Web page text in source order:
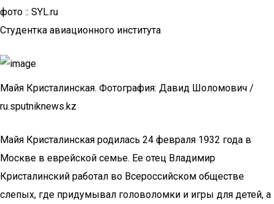
фото :: SYL.ru
Студентка авиационного института
Майя Кристалинская. Фотография: Давид Шоломович /
ru.sputniknews.kz
Майя Кристалинская родилась 24 февраля 1932 года в
Москве в еврейской семье. Ее отец Владимир
Кристалинский работал во Всероссийском обществе
слепых, где придумывал головоломки и игры для детей, а